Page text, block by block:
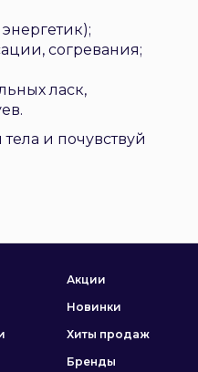
согревания;
ласк,
и почувствуй
Акции
Новинки
Хиты продаж
Бренды